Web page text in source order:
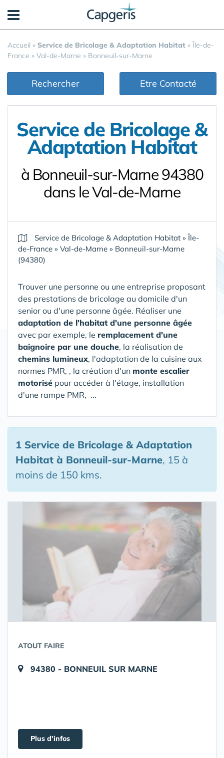
Accueil » Service de Bricolage & Adaptation Habitat » Île-de-
France » Val-de-Marne » Bonneuil-sur-Marne
Rechercher Etre Contacté
Service de Bricolage &
Adaptation Habitat
à Bonneuil-sur-Marne 94380
dans le Val-de-Marne
Service de Bricolage & Adaptation Habitat »Île-
de-France » Val-de-Marne » Bonneuil-sur-Marne
(94380)
Trouver une personne ou une entreprise proposant
des prestations de bricolage au domicile d'un
senior ou d'une personne âgée. Réaliser une
adaptation de l'habitat d'une personne âgée
avec par exemple, le remplacement d'une
baignoire par une douche, la réalisation de
chemins lumineux, l'adaptation de la cuisine aux
normes PMR, , la création d'un monte escalier
motorisé pour accéder à l'étage, installation
d'une rampe PMR, ...
1 Service de Bricolage & Adaptation
Habitat à Bonneuil-sur-Marne, 15 à
moins de 150 kms.
ATOUT FAIRE
94380 - BONNEUIL SUR MARNE
Plus d'infos